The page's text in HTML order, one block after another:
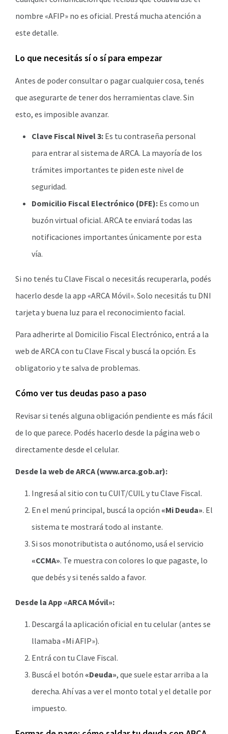
nombre «AFIP» no es oficial. Prestá mucha atención a
este detalle.
Lo que necesitás sí o sí para empezar
Antes de poder consultar o pagar cualquier cosa, tenés
que asegurarte de tener dos herramientas clave. Sin
esto, es imposible avanzar.
Clave Fiscal Nivel 3: Es tu contraseña personal
para entrar al sistema de ARCA. La mayoría de los
trámites importantes te piden este nivel de
seguridad.
Domicilio Fiscal Electrónico (DFE): Es como un
buzón virtual oficial. ARCA te enviará todas las
notificaciones importantes únicamente por esta
vía.
Si no tenés tu Clave Fiscal o necesitás recuperarla, podés
hacerlo desde la app «ARCA Móvil». Solo necesitás tu DNI
tarjeta y buena luz para el reconocimiento facial.
Para adherirte al Domicilio Fiscal Electrónico, entrá a la
web de ARCA con tu Clave Fiscal y buscá la opción. Es
obligatorio y te salva de problemas.
Cómo ver tus deudas paso a paso
Revisar si tenés alguna obligación pendiente es más fácil
de lo que parece. Podés hacerlo desde la página web o
directamente desde el celular.
Desde la web de ARCA (www.arca.gob.ar):
Ingresá al sitio con tu CUIT/CUIL y tu Clave Fiscal.
En el menú principal, buscá la opción «Mi Deuda». El
sistema te mostrará todo al instante.
Si sos monotributista o autónomo, usá el servicio
«CCMA». Te muestra con colores lo que pagaste, lo
que debés y si tenés saldo a favor.
Desde la App «ARCA Móvil»:
Descargá la aplicación oficial en tu celular (antes se
llamaba «Mi AFIP»).
Entrá con tu Clave Fiscal.
Buscá el botón «Deuda», que suele estar arriba a la
derecha. Ahí vas a ver el monto total y el detalle por
impuesto.